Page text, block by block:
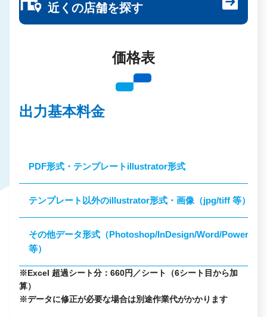
近くの店舗を探す
価格表
出力基本料金
PDF形式・テンプレートillustrator形式
テンプレート以外のillustrator形式・画像（jpg/tiff 等）
その他データ形式（Photoshop/InDesign/Word/Power
等）
※Excel 超過シート分：660円／シート（6シート目から加
算）
※データに修正が必要な場合は別途作業代がかかります